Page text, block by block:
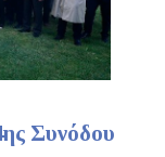
Συνόδου